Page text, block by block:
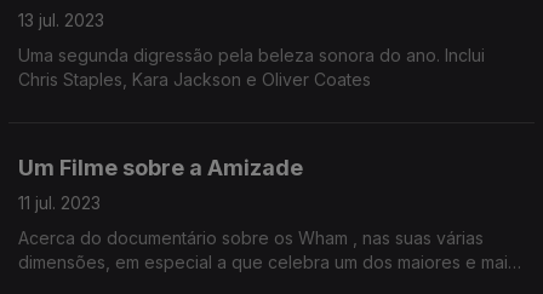
13 jul. 2023
Uma segunda digressão pela beleza sonora do ano. Inclui
Chris Staples, Kara Jackson e Oliver Coates
Um Filme sobre a Amizade
11 jul. 2023
Acerca do documentário sobre os Wham , nas suas várias
dimensões, em especial a que celebra um dos maiores e mais